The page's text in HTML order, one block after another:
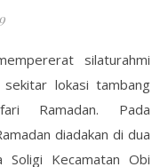
silaturahmi
lokasi tambang
Ramadan. Pada
diadakan di dua
Soligi Kecamatan Obi